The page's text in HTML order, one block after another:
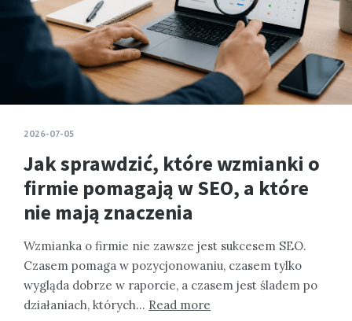
2026-07-05
Jak sprawdzić, które wzmianki o
firmie pomagają w SEO, a które
nie mają znaczenia
Wzmianka o firmie nie zawsze jest sukcesem SEO.
Czasem pomaga w pozycjonowaniu, czasem tylko
wygląda dobrze w raporcie, a czasem jest śladem po
działaniach, których… Read more